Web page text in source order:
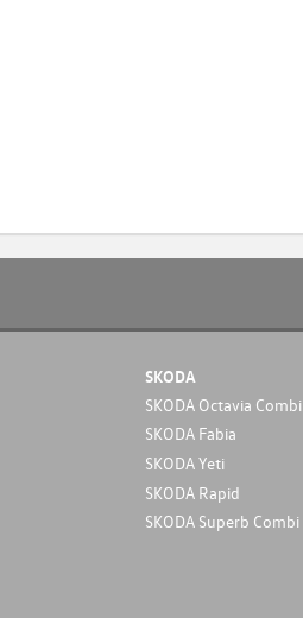
SKODA
SKODA Octavia Combi
SKODA Fabia
SKODA Yeti
SKODA Rapid
SKODA Superb Combi